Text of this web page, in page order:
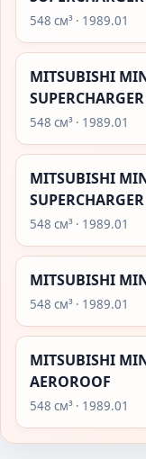
548 см³ · 1989.01
MITSUBISHI
548 см³ · 1989.01
MITSUBISHI
548 см³ · 1989.01
MITSUBISHI
548 см³ · 1989.01
MITSUBISHI
AEROROOF
548 см³ · 1989.01